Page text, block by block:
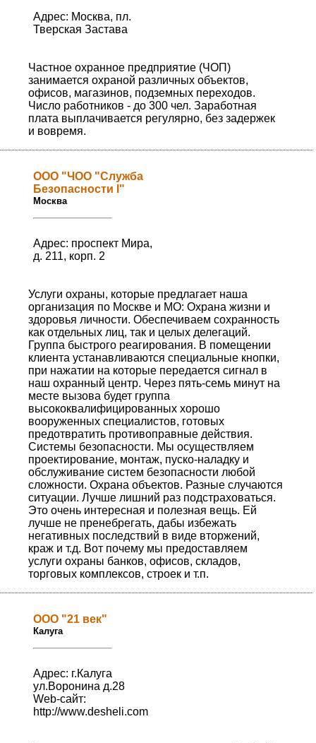
Адрес: Москва, пл.
Тверская Застава
Частное охранное предприятие (ЧОП)
занимается охраной различных объектов,
офисов, магазинов, подземных переходов.
Число работников - до 300 чел. Заработная
плата выплачивается регулярно, без задержек
и вовремя.
ООО "ЧОО "Служба
Безопасности I"
Москва
Адрес: проспект Мира,
д. 211, корп. 2
Услуги охраны, которые предлагает наша
организация по Москве и МО: Охрана жизни и
здоровья личности. Обеспечиваем сохранность
как отдельных лиц, так и целых делегаций.
Группа быстрого реагирования. В помещении
клиента устанавливаются специальные кнопки,
при нажатии на которые передается сигнал в
наш охранный центр. Через пять-семь минут на
месте вызова будет группа
высококвалифицированных хорошо
вооруженных специалистов, готовых
предотвратить противоправные действия.
Системы безопасности. Мы осуществляем
проектирование, монтаж, пуско-наладку и
обслуживание систем безопасности любой
сложности. Охрана объектов. Разные случаются
ситуации. Лучше лишний раз подстраховаться.
Это очень интересная и полезная вещь. Ей
лучше не пренебрегать, дабы избежать
негативных последствий в виде вторжений,
краж и т.д. Вот почему мы предоставляем
услуги охраны банков, офисов, складов,
торговых комплексов, строек и т.п.
ООО "21 век"
Калуга
Адрес: г.Калуга
ул.Воронина д.28
Web-сайт:
http://www.desheli.com